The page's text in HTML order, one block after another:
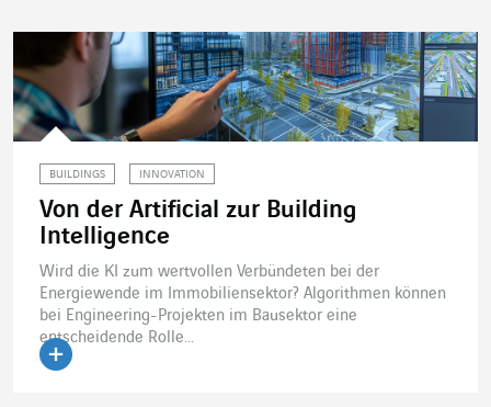
BUILDINGS INNOVATION
Von der Artificial zur Building
Intelligence
Wird die KI zum wertvollen Verbündeten bei der
Energiewende im Immobiliensektor? Algorithmen können
bei Engineering-Projekten im Bausektor eine
entscheidende Rolle...